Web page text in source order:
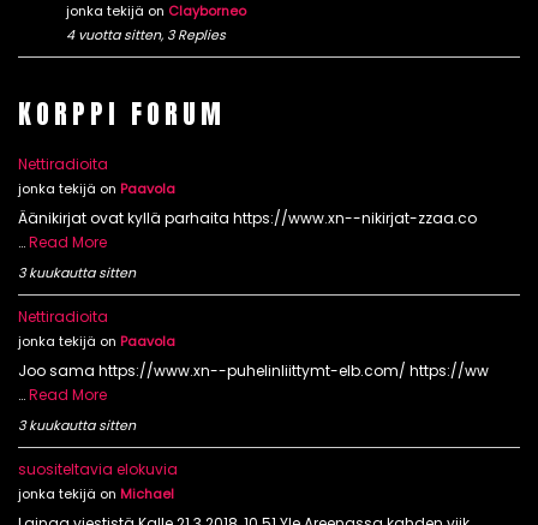
jonka tekijä on Clayborneo
4 vuotta sitten, 3 Replies
KORPPI FORUM
Nettiradioita
jonka tekijä on Paavola
Äänikirjat ovat kyllä parhaita https://www.xn--nikirjat-zzaa.co
…Read More
3 kuukautta sitten
Nettiradioita
jonka tekijä on Paavola
Joo sama https://www.xn--puhelinliittymt-elb.com/ https://ww
…Read More
3 kuukautta sitten
suositeltavia elokuvia
jonka tekijä on Michael